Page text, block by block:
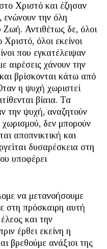
Χριστό και έζησαν
την όλη
Αντιθέτως δε, όλοι
όλοι εκείνοι
που εγκατέλειψαν
αιρέσεις χάνουν την
βρίσκονται κάτω από
η ψυχή χωριστεί
βίαια. Τα
την ψυχή, αναζητούν
δεν μπορούν
αποπνικτική και
δυσαρέσκεια στη
υποφέρει
να μετανοήσουμε
στη πρόσκαιρη αυτή
και την
έρθει εκείνη η
βρεθούμε ανάξιοι της